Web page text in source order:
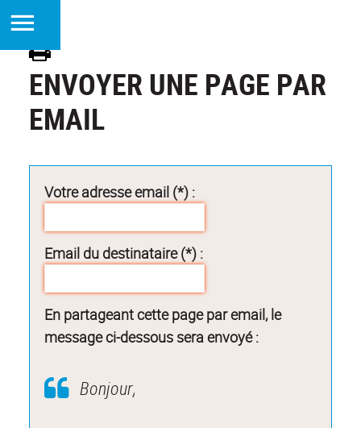
ENVOYER UNE PAGE PAR
EMAIL
Votre adresse email (*) :
Email du destinataire (*) :
En partageant cette page par email, le
message ci-dessous sera envoyé :
Bonjour,